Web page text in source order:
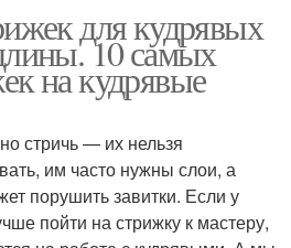
стрижки
Каскадные стрижки
для кудрявых
10 самых
на кудрявые
стричь — их нельзя
им часто нужны слои, а
порушить завитки. Если у
пойти на стрижку к мастеру,